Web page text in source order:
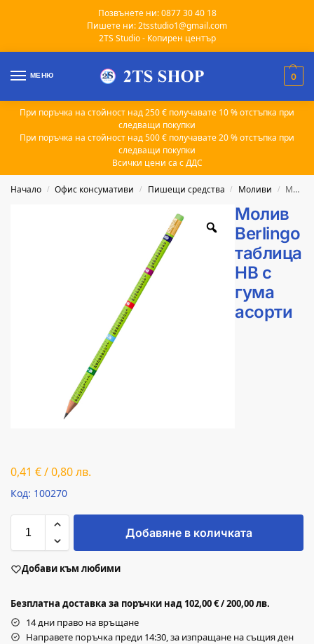
Позвънете ни: 0877 30 40 18
Пишете ни: 2tsstudio1@gmail.com
2TS Studio - Копирен център
МЕНЮ 0
При поръчка на стойност над 250 € получавате 10 % отстъпка при
следващи покупки
При поръчка на стойност над 500 € получавате 20 % отстъпка при
следващи покупки
Всички цени са с ДДС
Начало / Офис консумативи / Пишещи средства / Моливи / Молив Berlingo таблица HB с гума асорти
Молив
Berlingo
таблица
HB с
гума
асорти
0,41 €/0,80лв.
Код: 100270
Добавяне в количката
Добави към любими
Безплатна доставка за поръчки над 102,00 € / 200,00 лв.
14 дни право на връщане
Направете поръчка преди 14:30, за изпращане на същия ден